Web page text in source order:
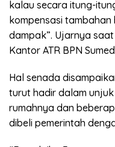
kalau secara itung-
kompensasi
dampak”. Ujarnya
Kantor ATR BPN
Hal senada
turut hadir dalam
rumahnya dan
dibeli pemerintah